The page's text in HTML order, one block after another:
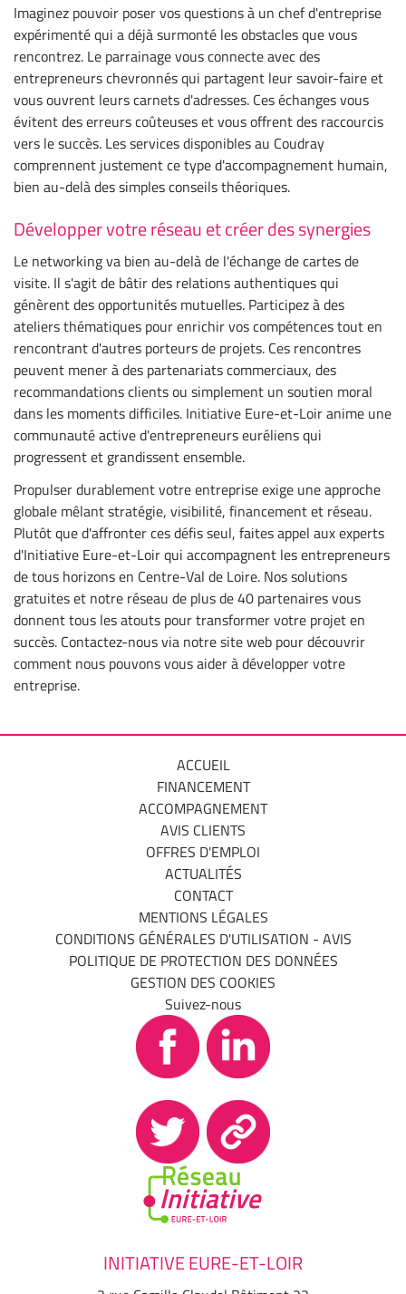
Imaginez pouvoir poser vos questions à un chef d'entreprise
expérimenté qui a déjà surmonté les obstacles que vous
rencontrez. Le parrainage vous connecte avec des
entrepreneurs chevronnés qui partagent leur savoir-faire et
vous ouvrent leurs carnets d'adresses. Ces échanges vous
évitent des erreurs coûteuses et vous offrent des raccourcis
vers le succès. Les services disponibles au Coudray
comprennent justement ce type d'accompagnement humain,
bien au-delà des simples conseils théoriques.
Développer votre réseau et créer des synergies
Le networking va bien au-delà de l'échange de cartes de
visite. Il s'agit de bâtir des relations authentiques qui
génèrent des opportunités mutuelles. Participez à des
ateliers thématiques pour enrichir vos compétences tout en
rencontrant d'autres porteurs de projets. Ces rencontres
peuvent mener à des partenariats commerciaux, des
recommandations clients ou simplement un soutien moral
dans les moments difficiles. Initiative Eure-et-Loir anime une
communauté active d'entrepreneurs euréliens qui
progressent et grandissent ensemble.
Propulser durablement votre entreprise exige une approche
globale mêlant stratégie, visibilité, financement et réseau.
Plutôt que d'affronter ces défis seul, faites appel aux experts
d'Initiative Eure-et-Loir qui accompagnent les entrepreneurs
de tous horizons en Centre-Val de Loire. Nos solutions
gratuites et notre réseau de plus de 40 partenaires vous
donnent tous les atouts pour transformer votre projet en
succès. Contactez-nous via notre site web pour découvrir
comment nous pouvons vous aider à développer votre
entreprise.
ACCUEIL
FINANCEMENT
ACCOMPAGNEMENT
AVIS CLIENTS
OFFRES D'EMPLOI
ACTUALITÉS
CONTACT
MENTIONS LÉGALES
CONDITIONS GÉNÉRALES D'UTILISATION - AVIS
POLITIQUE DE PROTECTION DES DONNÉES
GESTION DES COOKIES
Suivez-nous
INITIATIVE EURE-ET-LOIR